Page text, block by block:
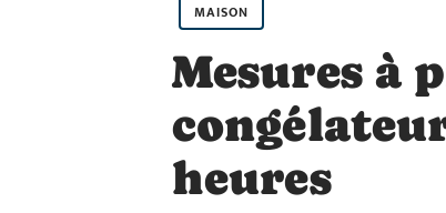
MAISON
Mesures à
heures